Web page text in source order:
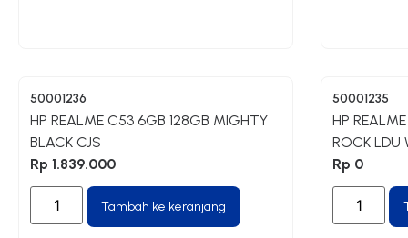
50001236
HP REALME C53 6GB 128GB MIGHTY
BLACK CJS
Rp 1.839.000
Tambah ke keranjang
50001235
HP
ROCK LDU
Rp 0